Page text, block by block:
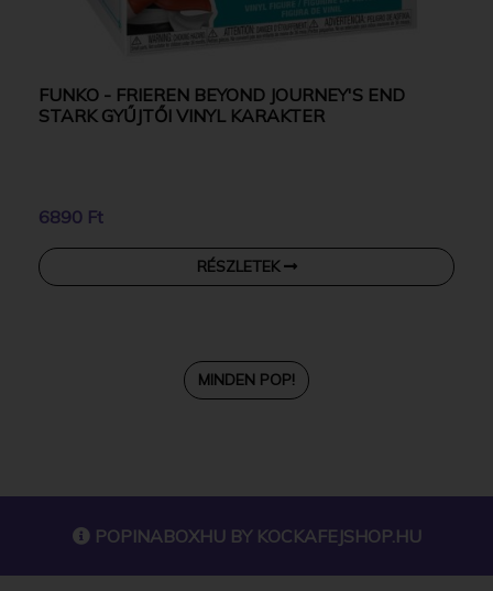
FUNKO - FRIEREN BEYOND JOURNEY'S END
STARK GYŰJTŐI VINYL KARAKTER
6890 Ft
RÉSZLETEK
MINDEN POP!
POPINABOXHU BY KOCKAFEJSHOP.HU